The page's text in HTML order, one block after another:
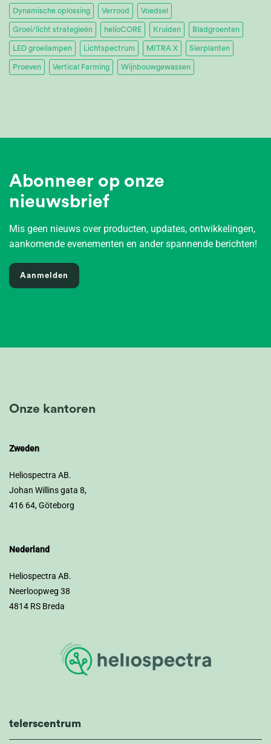
Dynamische oplossing Verrood Voedsel
Groei/licht strategieën helioCORE Kruiden Bladgroenten
LED groeilampen Lichtspectrum MITRA X Sierplanten
Proeven Vertical Farming Wijnbouwgewassen
Abonneer op onze
nieuwsbrief
Mis geen nieuws over producten, updates, ontwikkelingen,
aankomende evenementen en ander spannende berichten!
Aanmelden
Onze kantoren
Zweden
Heliospectra AB.
Johan Willins gata 8,
416 64, Göteborg
Nederland
Heliospectra AB.
Neerloopweg 38
4814 RS Breda
telerscentrum